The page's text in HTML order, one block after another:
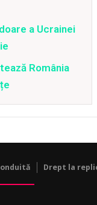
a Ucrainei
România
Drept la